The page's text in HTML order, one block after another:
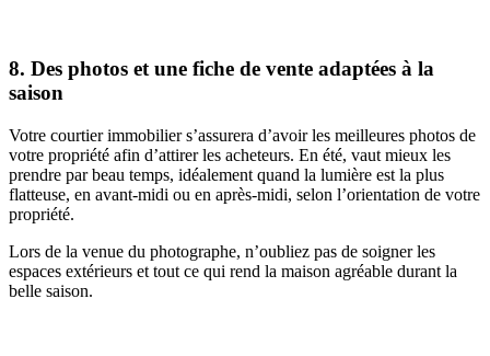
8. Des photos et une fiche de vente adaptées à la
saison
Votre courtier immobilier s’assurera d’avoir les meilleures photos de
votre propriété afin d’attirer les acheteurs. En été, vaut mieux les
prendre par beau temps, idéalement quand la lumière est la plus
flatteuse, en avant-midi ou en après-midi, selon l’orientation de votre
propriété.
Lors de la venue du photographe, n’oubliez pas de soigner les
espaces extérieurs et tout ce qui rend la maison agréable durant la
belle saison.